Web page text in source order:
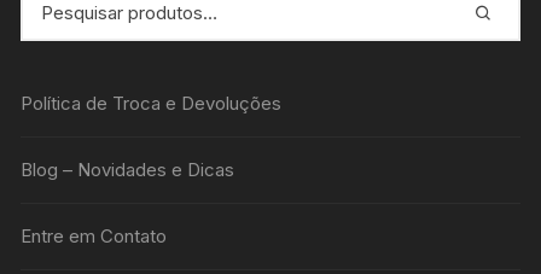
Política de Troca e Devoluções
Blog – Novidades e Dicas
Entre em Contato